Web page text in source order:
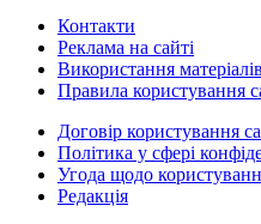
Контакти
Реклама на сайті
Використання
Правила користування
Договір користування
Політика у сфері
Угода щодо
Редакція